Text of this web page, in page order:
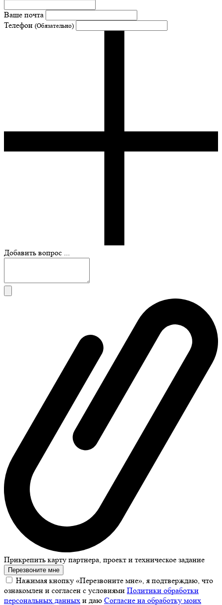
Ваше почта
Телефон (Обязательно)
Добавить вопрос ...
Прикрепить карту партнера, проект и техническое задание
Перезвоните мне
Нажимая кнопку «Перезвоните мне», я подтверждаю, что
ознакомлен и согласен с условиями Политики обработки
персональных данных и даю Согласие на обработку моих